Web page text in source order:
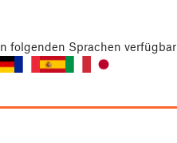
folgenden Sprachen verfügbar